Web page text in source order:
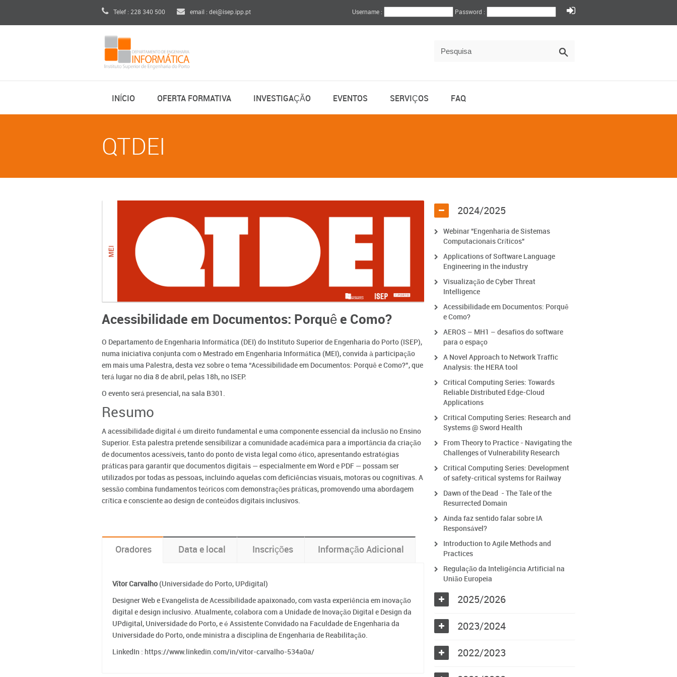
Telef : 228 340 500 email : dei@isep.ipp.pt Username : Password :
INÍCIO OFERTA FORMATIVA INVESTIGAÇÃO EVENTOS SERVIÇOS FAQ
QTDEI
Acessibilidade em Documentos: Porquê e Como?
O Departamento de Engenharia Informática (DEI) do Instituto Superior de Engenharia do Porto (ISEP),
numa iniciativa conjunta com o Mestrado em Engenharia Informática (MEI), convida à participação
em mais uma Palestra, desta vez sobre o tema “Acessibilidade em Documentos: Porquê e Como?”, que
terá lugar no dia 8 de abril, pelas 18h, no ISEP.
O evento será presencial, na sala B301.
Resumo
A acessibilidade digital é um direito fundamental e uma componente essencial da inclusão no Ensino
Superior. Esta palestra pretende sensibilizar a comunidade académica para a importância da criação
de documentos acessíveis, tanto do ponto de vista legal como ético, apresentando estratégias
práticas para garantir que documentos digitais — especialmente em Word e PDF — possam ser
utilizados por todas as pessoas, incluindo aquelas com deficiências visuais, motoras ou cognitivas. A
sessão combina fundamentos teóricos com demonstrações práticas, promovendo uma abordagem
crítica e consciente ao design de conteúdos digitais inclusivos.
Oradores Data e local Inscrições Informação Adicional
Vítor Carvalho (Universidade do Porto, UPdigital)
Designer Web e Evangelista de Acessibilidade apaixonado, com vasta experiência em inovação
digital e design inclusivo. Atualmente, colabora com a Unidade de Inovação Digital e Design da
UPdigital, Universidade do Porto, e é Assistente Convidado na Faculdade de Engenharia da
Universidade do Porto, onde ministra a disciplina de Engenharia de Reabilitação.
LinkedIn : https://www.linkedin.com/in/vitor-carvalho-534a0a/
2024/2025
Webinar "Engenharia de Sistemas
Computacionais Críticos"
Applications of Software Language
Engineering in the industry
Visualização de Cyber Threat
Intelligence
Acessibilidade em Documentos: Porquê
e Como?
AEROS – MH1 – desafios do software
para o espaço
A Novel Approach to Network Traffic
Analysis: the HERA tool
Critical Computing Series: Towards
Reliable Distributed Edge-Cloud
Applications
Critical Computing Series: Research and
Systems @ Sword Health
From Theory to Practice - Navigating the
Challenges of Vulnerability Research
Critical Computing Series: Development
of safety-critical systems for Railway
Dawn of the Dead - The Tale of the
Resurrected Domain
Ainda faz sentido falar sobre IA
Responsável?
Introduction to Agile Methods and
Practices
Regulação da Inteligência Artificial na
União Europeia
2025/2026
2023/2024
2022/2023